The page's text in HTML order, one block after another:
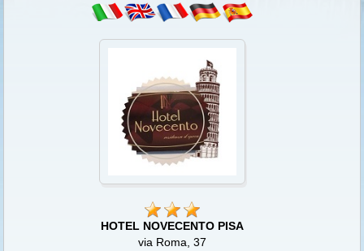
HOTEL NOVECENTO PISA
via Roma, 37